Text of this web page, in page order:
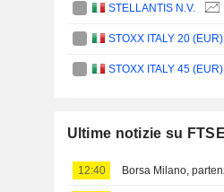
STELLANTIS N.V.
STOXX ITALY 20 (EUR)
STOXX ITALY 45 (EUR)
Ultime notizie su
12:40 Borsa Milano,